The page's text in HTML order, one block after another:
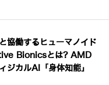
協働するヒューマノイド
Bionicsとは? AMD
ジカルAI「身体知能」